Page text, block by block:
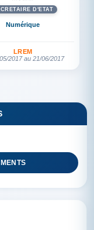
D'ETAT
Numérique
LREM
2017 au 21/06/2017